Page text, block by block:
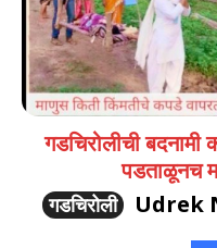
गडचिरोलीची बदनामी
पडताळूनच
गडचिरोली
Udrek